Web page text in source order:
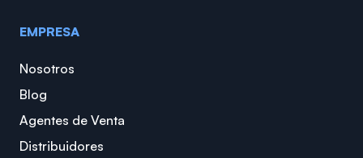
EMPRESA
Nosotros
Blog
Agentes de Venta
Distribuidores